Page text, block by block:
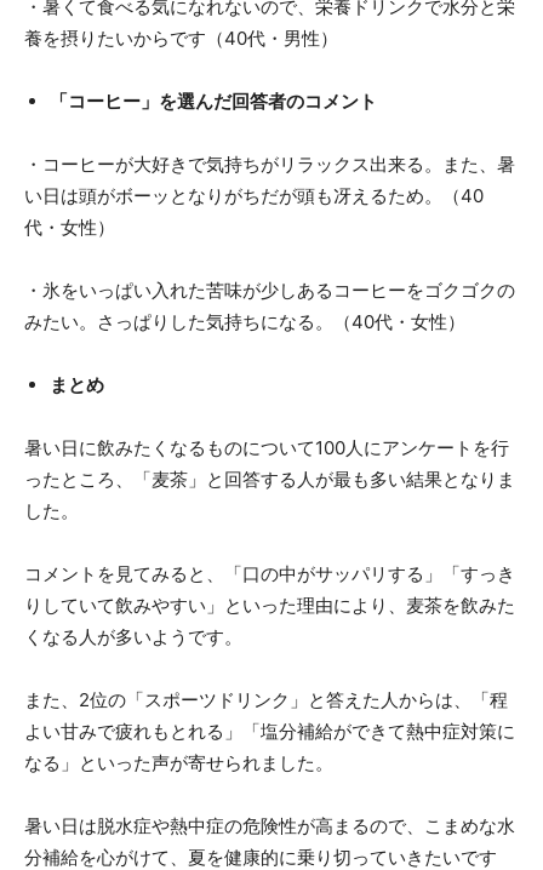
・暑くて食べる気になれないので、栄養ドリンクで水分と栄
養を摂りたいからです（40代・男性）
「コーヒー」を選んだ回答者のコメント
・コーヒーが大好きで気持ちがリラックス出来る。また、暑
い日は頭がボーッとなりがちだが頭も冴えるため。（40
代・女性）
・氷をいっぱい入れた苦味が少しあるコーヒーをゴクゴクの
みたい。さっぱりした気持ちになる。（40代・女性）
まとめ
暑い日に飲みたくなるものについて100人にアンケートを行
ったところ、「麦茶」と回答する人が最も多い結果となりま
した。
コメントを見てみると、「口の中がサッパリする」「すっき
りしていて飲みやすい」といった理由により、麦茶を飲みた
くなる人が多いようです。
また、2位の「スポーツドリンク」と答えた人からは、「程
よい甘みで疲れもとれる」「塩分補給ができて熱中症対策に
なる」といった声が寄せられました。
暑い日は脱水症や熱中症の危険性が高まるので、こまめな水
分補給を心がけて、夏を健康的に乗り切っていきたいです